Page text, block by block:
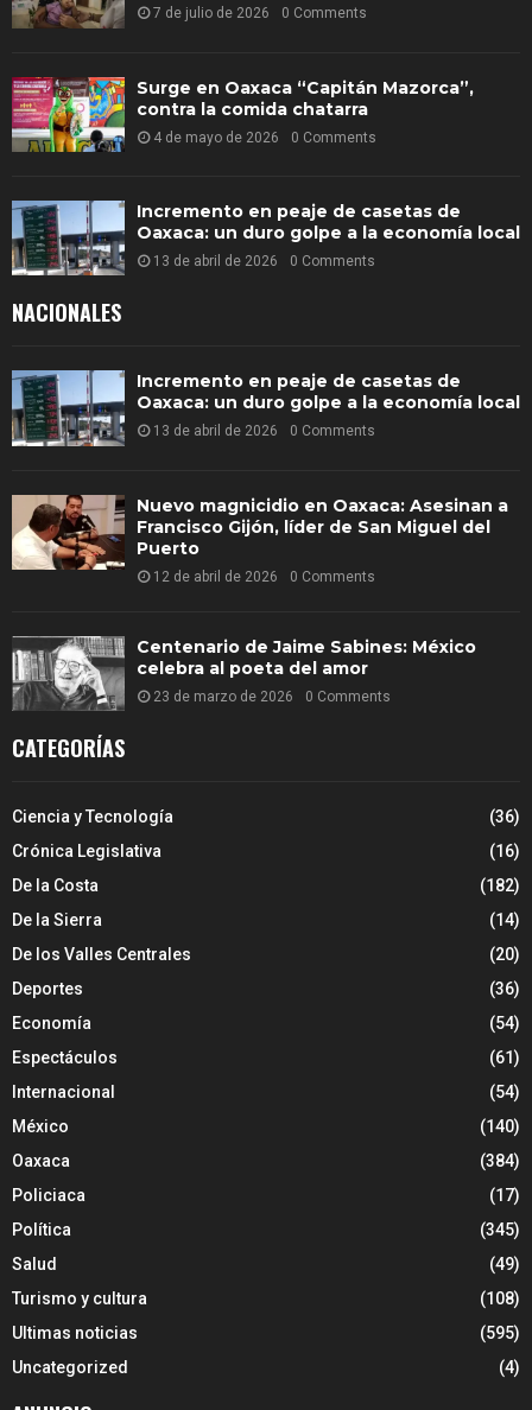
7 de julio de 2026 0 Comments
Surge en Oaxaca “Capitán Mazorca”,
contra la comida chatarra
4 de mayo de 2026 0 Comments
Incremento en peaje de casetas de
Oaxaca: un duro golpe a la economía local
13 de abril de 2026 0 Comments
NACIONALES
Incremento en peaje de casetas de
Oaxaca: un duro golpe a la economía local
13 de abril de 2026 0 Comments
Nuevo magnicidio en Oaxaca: Asesinan a
Francisco Gijón, líder de San Miguel del
Puerto
12 de abril de 2026 0 Comments
Centenario de Jaime Sabines: México
celebra al poeta del amor
23 de marzo de 2026 0 Comments
CATEGORÍAS
Ciencia y Tecnología
(36)
Crónica Legislativa
(16)
De la Costa
(182)
De la Sierra
(14)
De los Valles Centrales
(20)
Deportes
(36)
Economía
(54)
Espectáculos
(61)
Internacional
(54)
México
(140)
Oaxaca
(384)
Policiaca
(17)
Política
(345)
Salud
(49)
Turismo y cultura
(108)
Ultimas noticias
(595)
Uncategorized
(4)